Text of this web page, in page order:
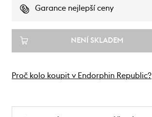
Garance nejlepší ceny
NENÍ SKLADEM
Proč kolo koupit v Endorphin Republic?